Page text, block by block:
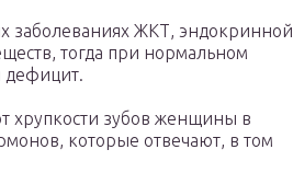
заболеваниях ЖКТ, эндокринной
тогда при нормальном
дефицит.
хрупкости зубов женщины в
которые отвечают, в том